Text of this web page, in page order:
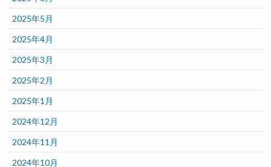
2025年5月
2025年4月
2025年3月
2025年2月
2025年1月
2024年12月
2024年11月
2024年10月